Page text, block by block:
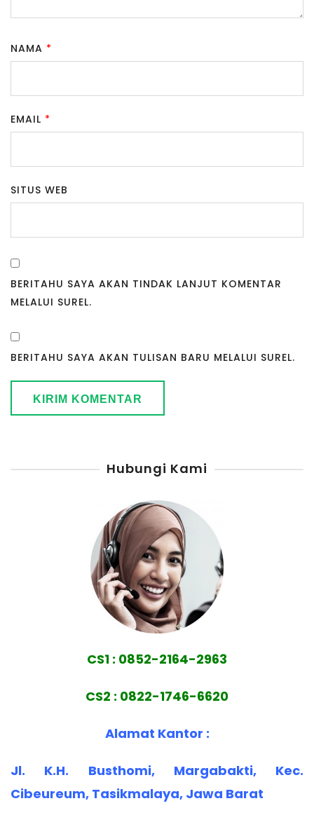
NAMA *
EMAIL *
SITUS WEB
BERITAHU SAYA AKAN TINDAK LANJUT KOMENTAR
MELALUI SUREL.
BERITAHU SAYA AKAN TULISAN BARU MELALUI SUREL.
Hubungi Kami
CS1 : 0852-2164-2963
CS2 : 0822-1746-6620
Alamat Kantor :
Jl. K.H. Busthomi, Margabakti, Kec.
Cibeureum, Tasikmalaya, Jawa Barat